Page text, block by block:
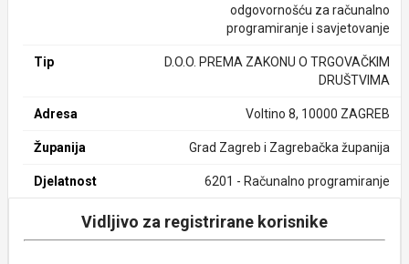
odgovornošću za računalno
programiranje i savjetovanje
Tip
D.O.O. PREMA ZAKONU O TRGOVAČKIM
DRUŠTVIMA
Adresa Voltino 8, 10000 ZAGREB
Županija Grad Zagreb i Zagrebačka županija
Djelatnost 6201 - Računalno programiranje
Vidljivo za registrirane korisnike